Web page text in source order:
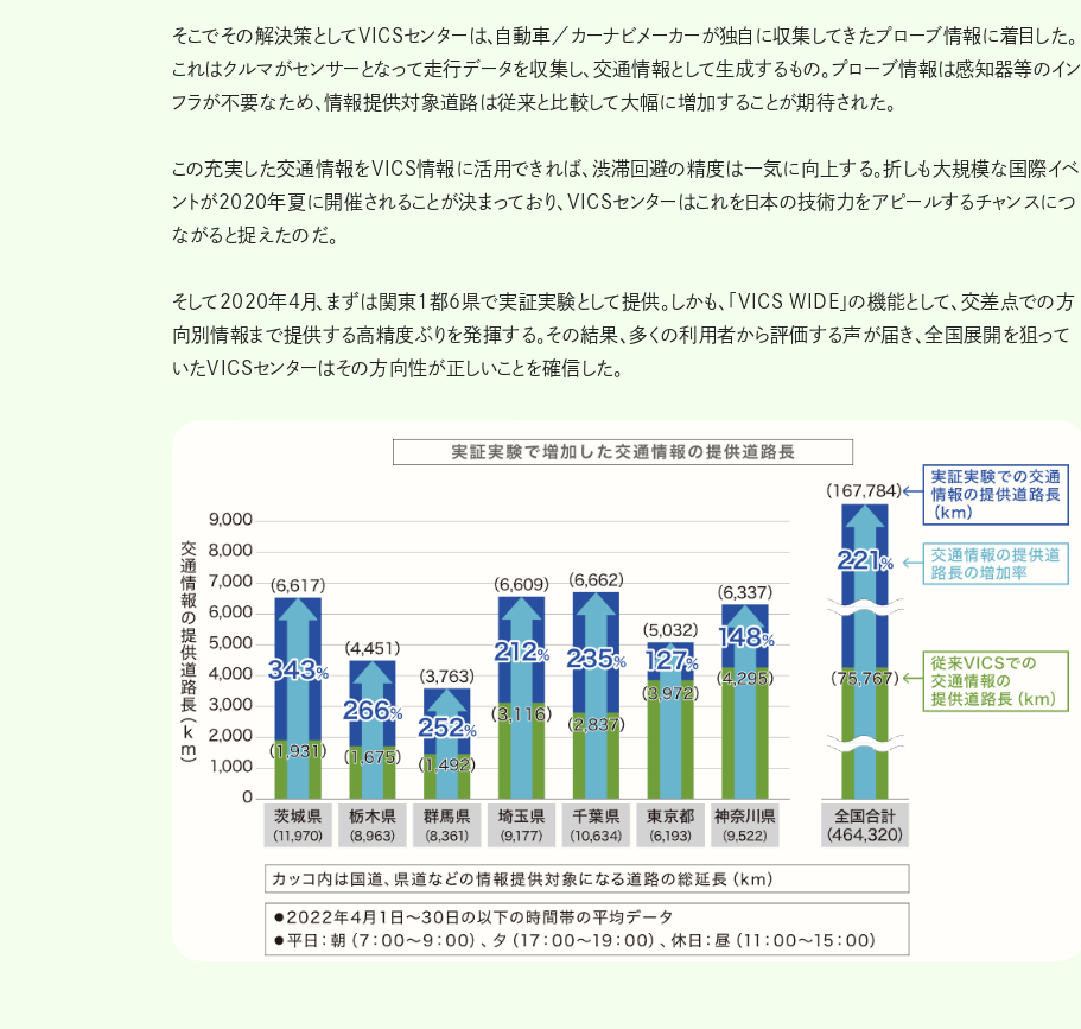
そこでその解決策としてVICSセンターは、自動車／カーナビメーカーが独自に収集してきたプローブ情報に着目した。
これはクルマがセンサーとなって走行データを収集し、交通情報として生成するもの。プローブ情報は感知器等のイン
フラが不要なため、情報提供対象道路は従来と比較して大幅に増加することが期待された。
この充実した交通情報をVICS情報に活用できれば、渋滞回避の精度は一気に向上する。折しも大規模な国際イベ
ントが2020年夏に開催されることが決まっており、VICSセンターはこれを日本の技術力をアピールするチャンスにつ
ながると捉えたのだ。
そして2020年4月、まずは関東1都6県で実証実験として提供。しかも、「VICS WIDE」の機能として、交差点での方
向別情報まで提供する高精度ぶりを発揮する。その結果、多くの利用者から評価する声が届き、全国展開を狙って
いたVICSセンターはその方向性が正しいことを確信した。